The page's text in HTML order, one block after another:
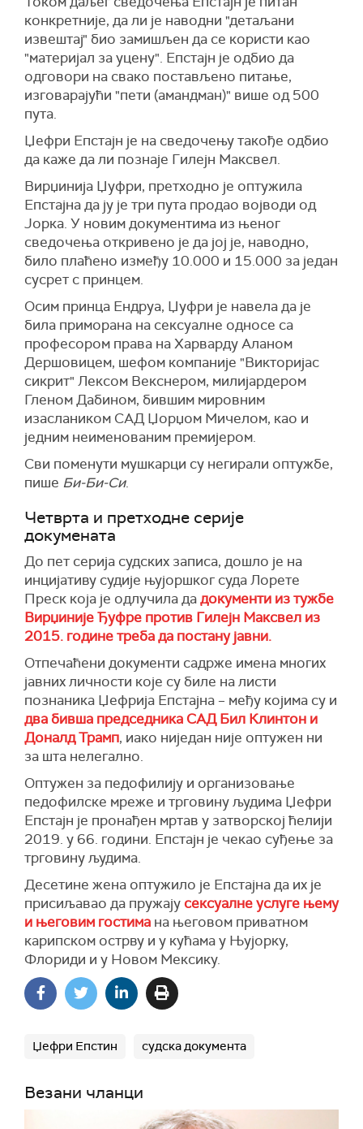
конкретније, да ли је наводни "детаљани
извештај" био замишљен да се користи као
"материјал за уцену". Епстајн је одбио да
одговори на свако постављено питање,
изговарајући "пети (амандман)" више од 500
пута.
Џефри Епстајн је на сведочењу такође одбио
да каже да ли познаје Гилејн Максвел.
Вирџинија Џуфри, претходно је оптужила
Епстајна да ју је три пута продао војводи од
Јорка. У новим документима из њеног
сведочења откривено је да јој је, наводно,
било плаћено између 10.000 и 15.000 за један
сусрет с принцем.
Осим принца Ендруа, Џуфри је навела да је
била приморана на сексуалне односе са
професором права на Харварду Аланом
Дершовицем, шефом компаније "Викторијас
сикрит" Лексом Векснером, милијардером
Гленом Дабином, бившим мировним
изаслаником САД Џорџом Мичелом, као и
једним неименованим премијером.
Сви поменути мушкарци су негирали оптужбе,
пише Би-Би-Си.
Четврта и претходне серије
докумената
До пет серија судских записа, дошло је на
инцијативу судије њујоршког суда Лорете
Преск која је одлучила дадокументи из тужбе
Вирџиније Ђуфре против Гилејн Максвел из
2015. године треба да постану јавни.
Отпечаћени документи садрже имена многих
јавних личности које су биле на листи
познаника Џефрија Епстајна – међу којима су и
два бивша председника САД Бил Клинтон и
Доналд Трамп, иако ниједан није оптужен ни
за шта нелегално.
Оптужен за педофилију и организовање
педофилске мреже и трговину људима Џефри
Епстајн је пронађен мртав у затворској ћелији
2019. у 66. години. Епстајн је чекао суђење за
трговину људима.
Десетине жена оптужило је Епстајна да их је
присиљавао да пружају сексуалне услуге њему
и његовим гостима на његовом приватном
карипском острву и у кућама у Њујорку,
Флориди и у Новом Мексику.
Џефри Епстин судска документа
Везани чланци